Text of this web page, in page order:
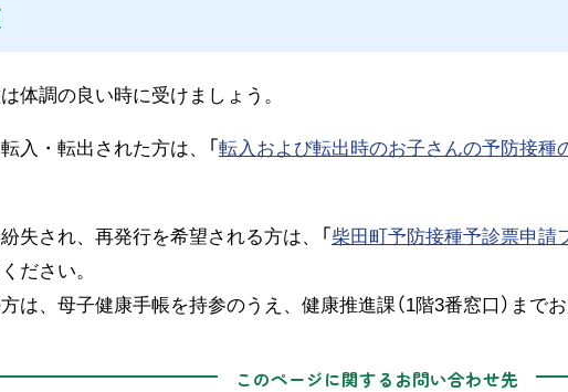
体調の良い時に受けましょう。
入・転出された方は、「 転入および転出時のお子さんの予防接種
失され、再発行を希望される方は、「柴田町予防接種予診票申請
ださい。
は、母子健康手帳を持参のうえ、健康推進課（1階3番窓口）までお
このページに関するお問い合わせ先